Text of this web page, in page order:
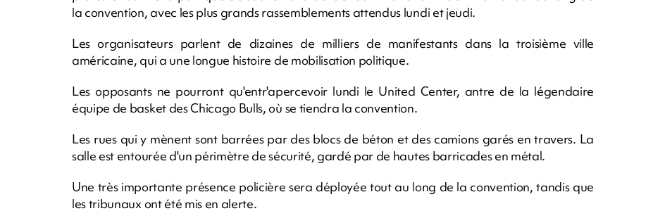
la convention, avec les plus grands rassemblements attendus lundi et jeudi.
Les organisateurs parlent de dizaines de milliers de manifestants dans la troisième ville
américaine, qui a une longue histoire de mobilisation politique.
Les opposants ne pourront qu'entr'apercevoir lundi le United Center, antre de la légendaire
équipe de basket des Chicago Bulls, où se tiendra la convention.
Les rues qui y mènent sont barrées par des blocs de béton et des camions garés en travers. La
salle est entourée d'un périmètre de sécurité, gardé par de hautes barricades en métal.
Une très importante présence policière sera déployée tout au long de la convention, tandis que
les tribunaux ont été mis en alerte.